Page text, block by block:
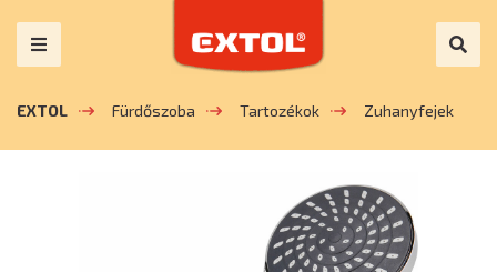
EXTOL Fürdőszoba Tartozékok Zuhanyfejek